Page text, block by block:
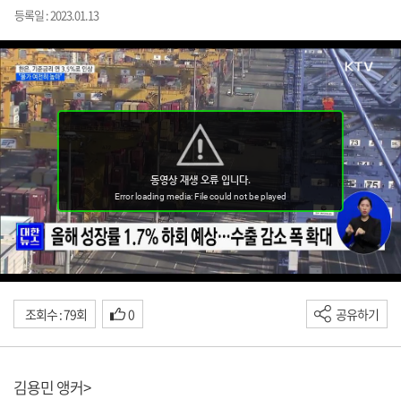
등록일 : 2023.01.13
조회수 : 79회 0 공유하기
김용민 앵커>